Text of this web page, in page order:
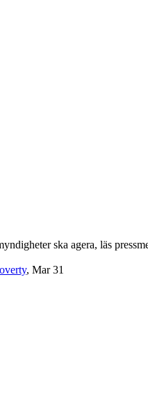
ska agera, läs
, Mar 31